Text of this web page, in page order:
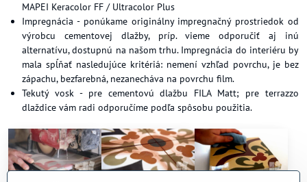
MAPEI Keracolor FF / Ultracolor Plus
Impregnácia - ponúkame originálny impregnačný prostriedok od
výrobcu cementovej dlažby, príp. vieme odporučiť aj inú
alternatívu, dostupnú na našom trhu. Impregnácia do interiéru by
mala spĺňať nasledujúce kritériá: nemení vzhľad povrchu, je bez
zápachu, bezfarebná, nezanecháva na povrchu film.
Tekutý vosk - pre cementovú dlažbu FILA Matt; pre terrazzo
dlaždice vám radi odporučíme podľa spôsobu použitia.